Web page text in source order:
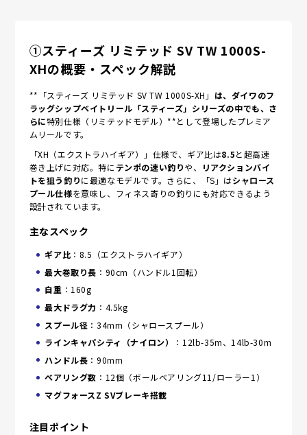
①スティーズ リミテッド SV TW 1000S-
XHの概要・スペック解説
**「スティーズ リミテッド SV TW 1000S-XH」 は、ダイワのフ
ラッグシップベイトリール「スティーズ」シリーズの中でも、さ
らに 特別仕様（リミテッドモデル）**として登場したプレミア
ムリールです。
「XH（エクストラハイギア）」仕様で、ギア比は
と超高速
巻き上げに対応。特に テンポの速い釣り や、 リアクションバイ
トを狙う釣りに最適なモデルです。さらに、「S」は シャロース
プール仕様 を意味し、フィネス寄りの釣りにも対応できるよう
設計されています。
主なスペック
ギア比
：8.5（エクストラハイギア）
最大巻取り長
：90cm（ハンドル1回転）
自重
：160g
最大ドラグ力
：4.5kg
スプール径
：34mm（シャロースプール）
ラインキャパシティ（ナイロン）
：12lb-35m、14lb-30m
ハンドル長
ベアリング数
：12個（ボールベアリング11/ローラー1）
マグフォースZ SVブレーキ搭載
注目ポイント